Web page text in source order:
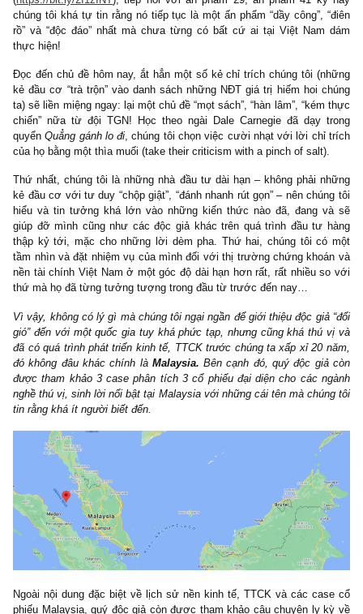
—————————
Quý độc giả thân mến,
(https://bit.ly/2I1zINT), tiếp nối với ấn phẩm 29, ấn phẩm 41
chúng tôi khá tự tin rằng nó tiếp tục là một ấn phẩm “dầy công”,
rồ” và “độc đáo” nhất mà chưa từng có bất cứ ai tại Việt
thực hiện!
Đọc đến chủ đề hôm nay, ắt hẳn một số kẻ chỉ trích chúng tôi
kẻ đầu cơ “trà trộn” vào danh sách những NĐT giá trị hiếm hoi
ta) sẽ liền miệng ngay: lại một chủ đề “mọt sách”, “hàn lâm”,
chiến” nữa từ đội TGN! Học theo ngài Dale Carnegie đã dạy
quyểnQuẳng gánh lo đi, chúng tôi chọn việc cười nhạt với lời
của họ bằng một thìa muối (take their criticism with a pinch of
Thứ nhất, chúng tôi là những nhà đầu tư dài hạn – không phải
kẻ đầu cơ với tư duy “chộp giật”, “đánh nhanh rút gọn” – nên
giúp đỡ mình cũng như các độc giả khác trên quá trình đầu tư
thập kỷ tới, mặc cho những lời dèm pha. Thứ hai, chúng tôi
tầm nhìn và đặt nhiệm vụ của mình đối với thị trường chứng
nền tài chính Việt Nam ở một góc độ dài hạn hơn rất, rất nhiều
thứ mà họ đã từng tưởng tượng trong đầu từ trước đến nay…
gió” đến với một quốc gia tuy khá phức tạp, nhưng cũng khá
đã có quá trình phát triển kinh tế, TTCK trước chúng ta xấp xỉ 20
đó không đâu khác chính là
Bên cạnh đó, quý độc
được tham khảo 3 case phân tích 3 cổ phiếu đại diện cho các
nghề thú vị, sinh lời nổi bật tại Malaysia với những cái tên mà
tin rằng khá ít người biết đến.